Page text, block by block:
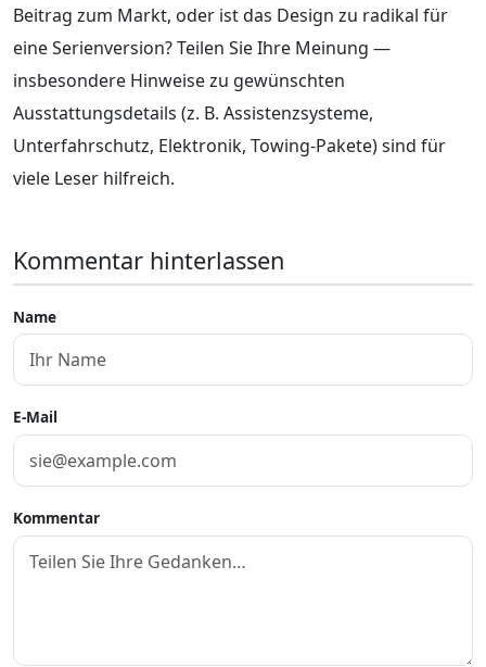
Beitrag zum Markt, oder ist das Design zu radikal für
eine Serienversion? Teilen Sie Ihre Meinung —
insbesondere Hinweise zu gewünschten
Ausstattungsdetails (z. B. Assistenzsysteme,
Unterfahrschutz, Elektronik, Towing-Pakete) sind für
viele Leser hilfreich.
Kommentar hinterlassen
Name
E-Mail
Kommentar